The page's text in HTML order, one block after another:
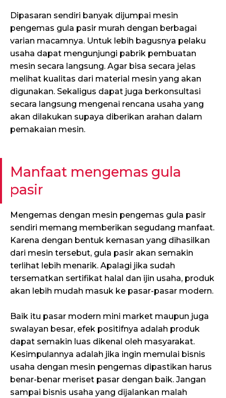
Dipasaran sendiri banyak dijumpai mesin
pengemas gula pasir murah dengan berbagai
varian macamnya. Untuk lebih bagusnya pelaku
usaha dapat mengunjungi pabrik pembuatan
mesin secara langsung. Agar bisa secara jelas
melihat kualitas dari material mesin yang akan
digunakan. Sekaligus dapat juga berkonsultasi
secara langsung mengenai rencana usaha yang
akan dilakukan supaya diberikan arahan dalam
pemakaian mesin.
Manfaat mengemas gula
pasir
Mengemas dengan mesin pengemas gula pasir
sendiri memang memberikan segudang manfaat.
Karena dengan bentuk kemasan yang dihasilkan
dari mesin tersebut, gula pasir akan semakin
terlihat lebih menarik. Apalagi jika sudah
tersematkan sertifikat halal dan ijin usaha, produk
akan lebih mudah masuk ke pasar-pasar modern.
Baik itu pasar modern mini market maupun juga
swalayan besar, efek positifnya adalah produk
dapat semakin luas dikenal oleh masyarakat.
Kesimpulannya adalah jika ingin memulai bisnis
usaha dengan mesin pengemas dipastikan harus
benar-benar meriset pasar dengan baik. Jangan
sampai bisnis usaha yang dijalankan malah